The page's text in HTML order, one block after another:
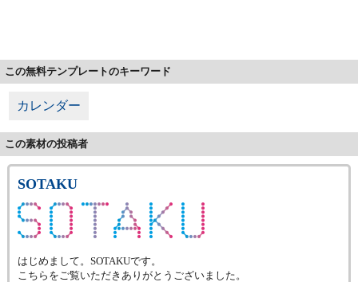
この無料テンプレートのキーワード
カレンダー
この素材の投稿者
SOTAKU
はじめまして。SOTAKUです。
こちらをご覧いただきありがとうございました。